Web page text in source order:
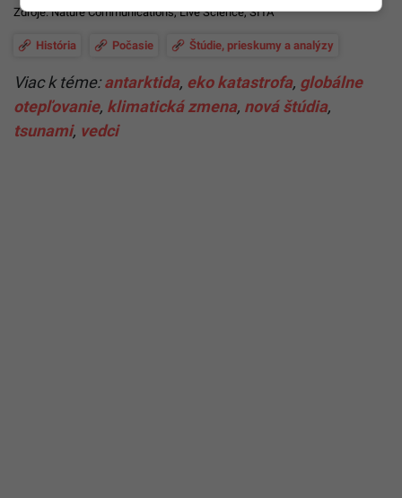
Zdroje:Nature Communications,Live Science, SITA
História Počasie Štúdie, prieskumy a analýzy
Viac k téme:antarktida, eko katastrofa, globálne
otepľovanie, klimatická zmena, nová štúdia,
tsunami, vedci